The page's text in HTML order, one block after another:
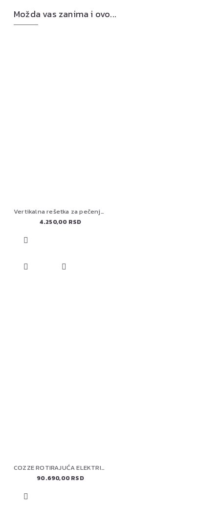
Možda vas zanima i ovo...
Vertikalna rešetka za pečenje živine Big Green Egg 117458
4.250,00 RSD
COZZE ROTIRAJUĆA ELEKTRIČNA PEĆ ZA PIZZU 13" (90446) PREMIUM
90.690,00 RSD